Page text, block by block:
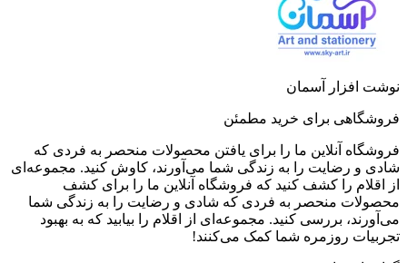
نوشت افزار آسمان
فروشگاهی برای خرید مطمئن
فروشگاه آنلاین ما را برای یافتن محصولات منحصر به فردی که
شادی و رضایت را به زندگی شما می‌آورند، کاوش کنید. مجموعه‌ای
از اقلام را کشف کنید که فروشگاه آنلاین ما را برای کشف
محصولات منحصر به فردی که شادی و رضایت را به زندگی شما
می‌آورند، بررسی کنید. مجموعه‌ای از اقلام را بیابید که به بهبود
تجربیات روزمره شما کمک می‌کنند!